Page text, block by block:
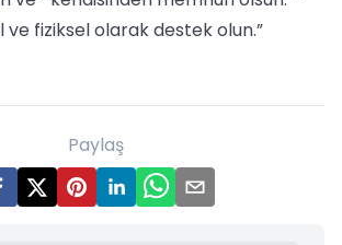
ve fiziksel olarak destek olun.”
Paylaş